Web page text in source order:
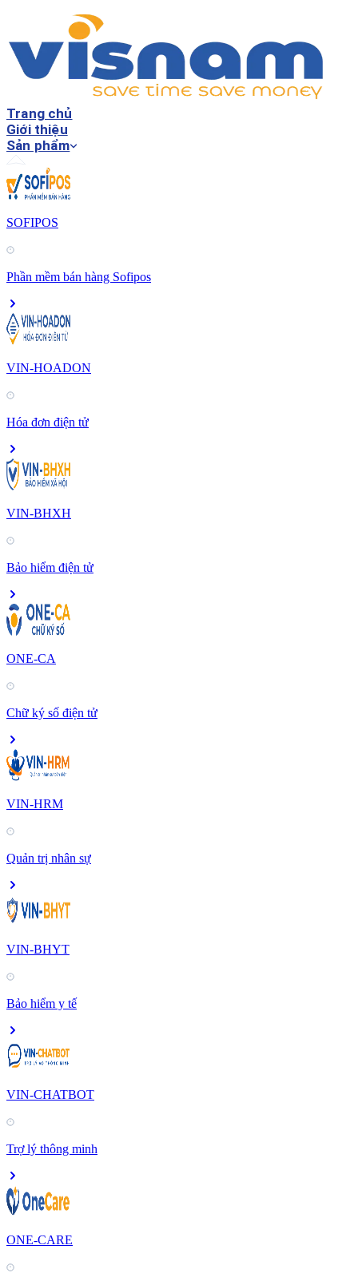
Trang chủ
Giới thiệu
Sản phẩm
SOFIPOS
Phần mềm bán hàng Sofipos
VIN-HOADON
Hóa đơn điện tử
VIN-BHXH
Bảo hiểm điện tử
ONE-CA
Chữ ký số điện tử
VIN-HRM
Quản trị nhân sự
VIN-BHYT
Bảo hiểm y tế
VIN-CHATBOT
Trợ lý thông minh
ONE-CARE